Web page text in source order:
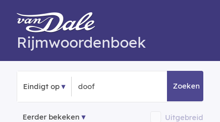
Rijmwoordenboek
Eindigt op Zoeken
Eerder bekeken Uitgebreid